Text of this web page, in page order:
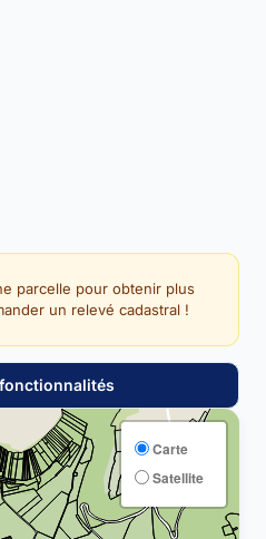
parcelle pour obtenir plus
un relevé cadastral !
Carte
Satellite